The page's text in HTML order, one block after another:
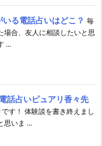
る電話占いはどこ？ 毎
場合、友人に相談したいと思
...
話占いピュアリ香々先
す！ 体験談を書き終えまし
思いま ...